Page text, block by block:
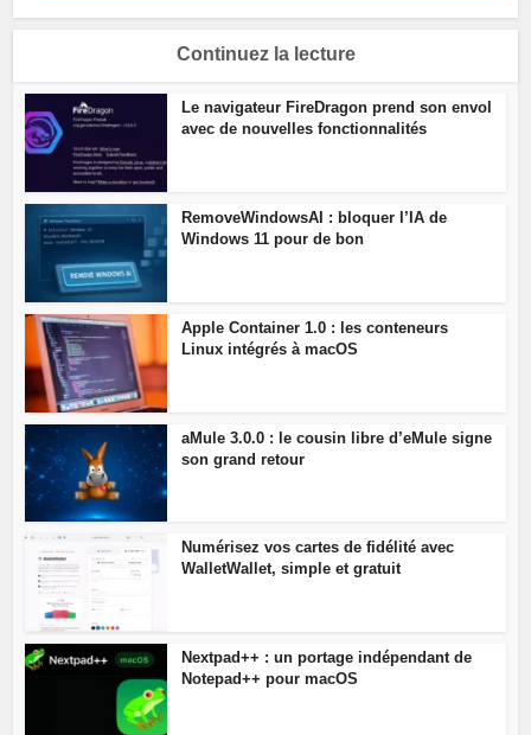
Continuez la lecture
Le navigateur FireDragon prend son envol
avec de nouvelles fonctionnalités
RemoveWindowsAI : bloquer l’IA de
Windows 11 pour de bon
Apple Container 1.0 : les conteneurs
Linux intégrés à macOS
aMule 3.0.0 : le cousin libre d’eMule signe
son grand retour
Numérisez vos cartes de fidélité avec
WalletWallet, simple et gratuit
Nextpad++ : un portage indépendant de
Notepad++ pour macOS